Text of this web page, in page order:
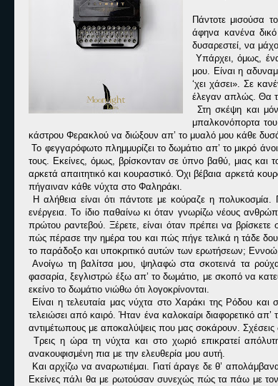
Πάντοτε μισούσα
άφηνα κανένα
δυσαρεστεί, να
Υπάρχει, όμως,
μου. Είναι η
‘χει χάσει». Σε
έλεγαν απλώς. Θα
Στη σκέψη και
μπαλκονόπορτα
κάστρου Φερακλού να διώξουν απ’ το μυαλό μου κάθε
Το φεγγαρόφωτο πλημμυρίζει το δωμάτιο απ’ το μικρό
τους. Εκείνες, όμως, βρίσκονταν σε ύπνο βαθύ, μιας και
αρκετά απαιτητικό και κουραστικό. Όχι βέβαια αρκετά
πήγαιναν κάθε νύχτα στο Φαληράκι.
Η αλήθεια είναι ότι πάντοτε με κούραζε η
ενέργεια. Το ίδιο παθαίνω κι όταν γνωρίζω νέους
πρώτου ραντεβού. Ξέρετε, είναι όταν πρέπει να
πώς πέρασε την ημέρα του και πώς πήγε τελικά η τάδε
το παράδοξο και υποκριτικό αυτών των ερωτήσεων; Εννοώ,
Ανοίγω τη βαλίτσα μου, ψηλαφώ στα σκοτεινά τα
φασαρία, ξεγλιστρώ έξω απ’ το δωμάτιο, με σκοπό να
εκείνο το δωμάτιο νιώθω ότι λογοκρίνονται.
Είναι η τελευταία μας νύχτα στο Χαράκι της Ρόδου και
τελειώσει από καιρό. Ήταν ένα καλοκαίρι διαφορετικό
αντιμέτωπους με αποκαλύψεις που μας σοκάρουν.
Τρεις η ώρα τη νύχτα και στο χωριό επικρατεί
ανακουφισμένη πια με την ελευθερία μου αυτή.
Και αρχίζω να αναρωτιέμαι. Γιατί άραγε δε θ’
Εκείνες πάλι θα με ρωτούσαν συνεχώς πώς τα πάω με